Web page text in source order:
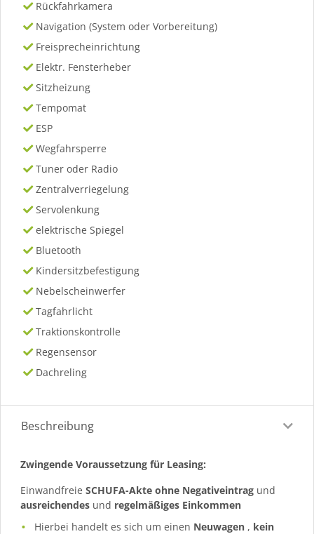
Rückfahrkamera
Navigation (System oder Vorbereitung)
Freisprecheinrichtung
Elektr. Fensterheber
Sitzheizung
Tempomat
ESP
Wegfahrsperre
Tuner oder Radio
Zentralverriegelung
Servolenkung
elektrische Spiegel
Bluetooth
Kindersitzbefestigung
Nebelscheinwerfer
Tagfahrlicht
Traktionskontrolle
Regensensor
Dachreling
Beschreibung
Zwingende Voraussetzung für Leasing:
Einwandfreie SCHUFA-Akte ohne Negativeintrag und
ausreichendes und regelmäßiges Einkommen
Hierbei handelt es sich um einen Neuwagen , kein